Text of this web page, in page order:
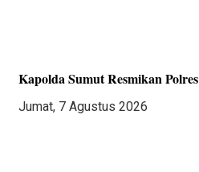
Kapolda Sumut Resmikan
Jumat, 7 Agustus 2026